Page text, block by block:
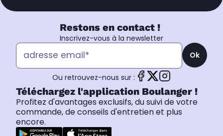
Restons en contact !
Inscrivez-vous à la newsletter
Ok
Ou retrouvez-nous sur :
Téléchargez l'application Boulanger !
Profitez d'avantages exclusifs, du suivi de votre
commande, de conseils d'entretien et plus
encore.